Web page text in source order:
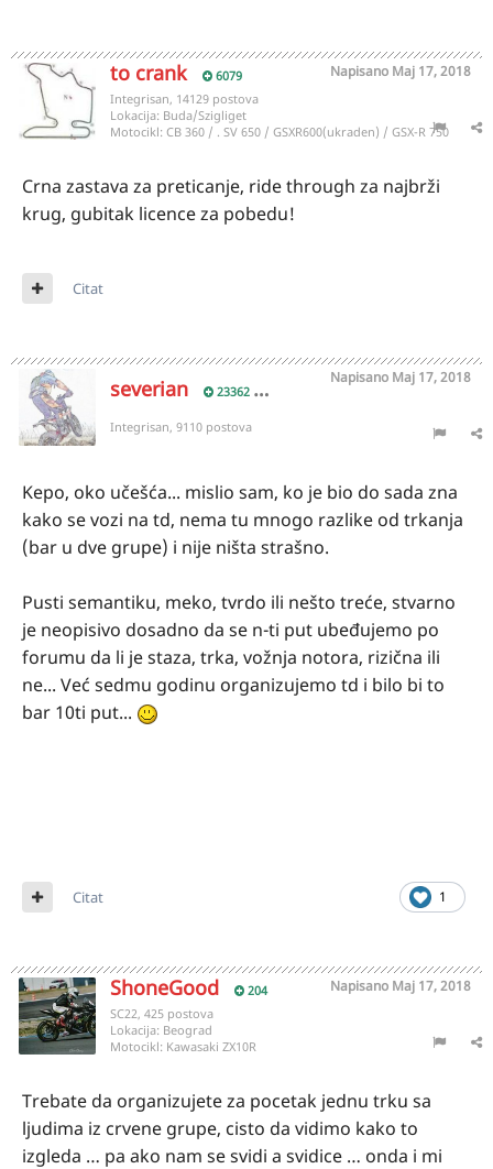
to crank 6079 Napisano Maj 17, 2018
Integrisan, 14129 postova
Lokacija: Buda/Szigliget
Motocikl: CB 360 / . SV 650 / GSXR600(ukraden) / GSX-R 750
Crna zastava za preticanje, ride through za najbrži
krug, gubitak licence za pobedu!
Citat
severian 23362
Napisano Maj 17, 2018
Integrisan, 9110 postova
Kepo, oko učešća... mislio sam, ko je bio do sada zna
kako se vozi na td, nema tu mnogo razlike od trkanja
(bar u dve grupe) i nije ništa strašno.
Pusti semantiku, meko, tvrdo ili nešto treće, stvarno
je neopisivo dosadno da se n-ti put ubeđujemo po
forumu da li je staza, trka, vožnja notora, rizična ili
ne... Već sedmu godinu organizujemo td i bilo bi to
bar 10ti put...
1
Citat
ShoneGood 204 Napisano Maj 17, 2018
SC22, 425 postova
Lokacija: Beograd
Motocikl: Kawasaki ZX10R
Trebate da organizujete za pocetak jednu trku sa
ljudima iz crvene grupe, cisto da vidimo kako to
izgleda … pa ako nam se svidi a svidice … onda i mi